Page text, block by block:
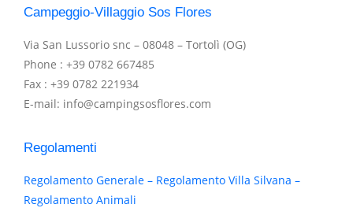
Campeggio-Villaggio Sos Flores
Via San Lussorio snc – 08048 – Tortolì (OG)
Phone : +39 0782 667485
Fax : +39 0782 221934
E-mail: info@campingsosflores.com
Regolamenti
Regolamento Generale – Regolamento Villa Silvana –
Regolamento Animali